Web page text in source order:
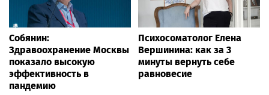
Собянин:
Здравоохранение Москвы
показало высокую
эффективность в
пандемию
Психосоматолог Елена
Вершинина: как за 3
минуты вернуть себе
равновесие